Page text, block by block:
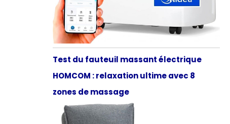
Test du fauteuil massant électrique
HOMCOM : relaxation ultime avec 8
zones de massage